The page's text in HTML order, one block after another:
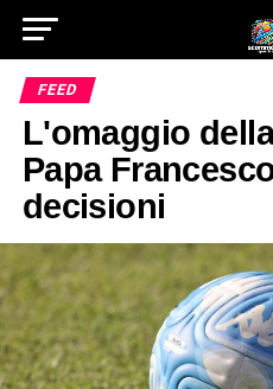
FEED
L'omaggio
Papa
decisioni